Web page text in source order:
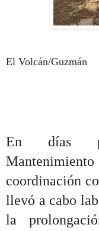
El Volcán/Guzmán
En días
Mantenimiento
coordinación
llevó a cabo
la